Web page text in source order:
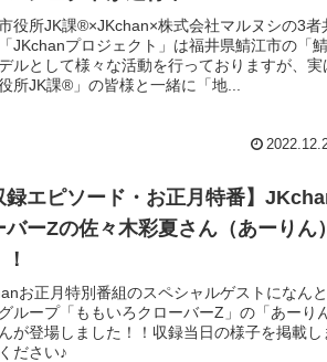
役所JK課®×JKchan×株式会社マルヌシの3者
JKchanプロジェクト」は福井県鯖江市の「
ルとして様々な活動を行っておりますが、
所JK課®」の皆様と一緒に「地...
録エピソード・お正月特番】
バーZの佐々木彩夏さん（あーりん
お正月特別番組のスペシャルゲストになん
ループ「ももいろクローバーZ」の「あーり
が登場しました！！収録当日の様子を掲載
ださい♪